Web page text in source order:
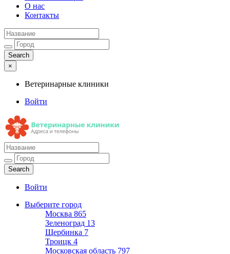
О нас
Контакты
×
Ветеринарные клиники
Войти
Ветеринарные клиники
Адреса и телефоны
Войти
Выберите город
Москва 865
Зеленоград 13
Щербинка 7
Троицк 4
Московская область 797